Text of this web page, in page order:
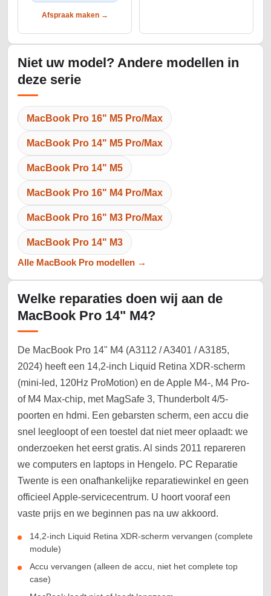
Afspraak maken →
Niet uw model? Andere modellen in
deze serie
MacBook Pro 16" M5 Pro/Max
MacBook Pro 14" M5 Pro/Max
MacBook Pro 14" M5
MacBook Pro 16" M4 Pro/Max
MacBook Pro 16" M3 Pro/Max
MacBook Pro 14" M3
Alle MacBook Pro modellen →
Welke reparaties doen wij aan de
MacBook Pro 14" M4?
De MacBook Pro 14" M4 (A3112 / A3401 / A3185,
2024) heeft een 14,2-inch Liquid Retina XDR-scherm
(mini-led, 120Hz ProMotion) en de Apple M4-, M4 Pro-
of M4 Max-chip, met MagSafe 3, Thunderbolt 4/5-
poorten en hdmi. Een gebarsten scherm, een accu die
snel leegloopt of een toestel dat niet meer oplaadt: we
onderzoeken het eerst gratis. Al sinds 2011 repareren
we computers en laptops in Hengelo. PC Reparatie
Twente is een onafhankelijke reparatiewinkel en geen
officieel Apple-servicecentrum. U hoort vooraf een
vaste prijs en we beginnen pas na uw akkoord.
14,2-inch Liquid Retina XDR-scherm vervangen (complete
module)
Accu vervangen (alleen de accu, niet het complete top
case)